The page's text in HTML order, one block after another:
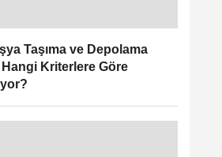
Taşıma ve Depolama
Hangi Kriterlere Göre